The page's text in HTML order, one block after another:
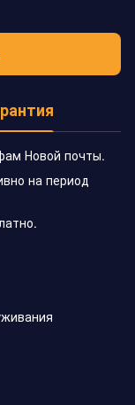
Новой почты.
на период